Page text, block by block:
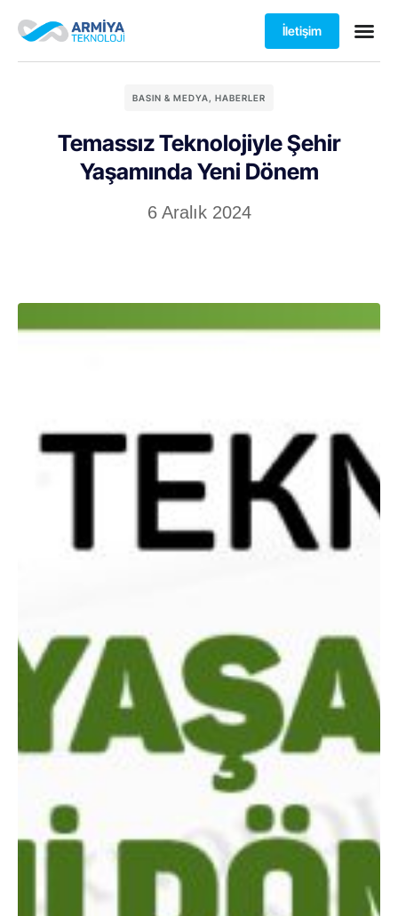
İletişim
BASIN & MEDYA, HABERLER
Temassız Teknolojiyle Şehir
Yaşamında Yeni Dönem
6 Aralık 2024